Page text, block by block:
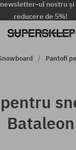
ul nostru
reducere de 5%!
Pantofi
Bataleon